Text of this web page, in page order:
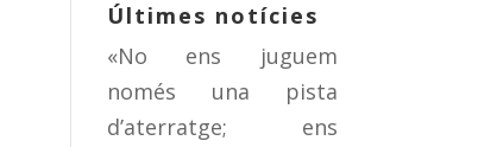
Últimes notícies
«No ens juguem
només una pista
d’aterratge; ens